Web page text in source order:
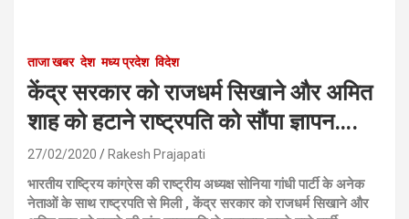
ताजा खबर देश मध्य प्रदेश विदेश
केंद्र सरकार को राजधर्म सिखाने और अमित
शाह को हटाने राष्ट्रपति को सौंपा ज्ञापन….
27/02/2020 Rakesh Prajapati
भारतीय राष्ट्रिय कांग्रेस की राष्ट्रीय अध्यक्ष सोनिया गांधी पार्टी के अनेक
नेताओं के साथ राष्ट्रपति से मिली , केंद्र सरकार को राजधर्म सिखाने और